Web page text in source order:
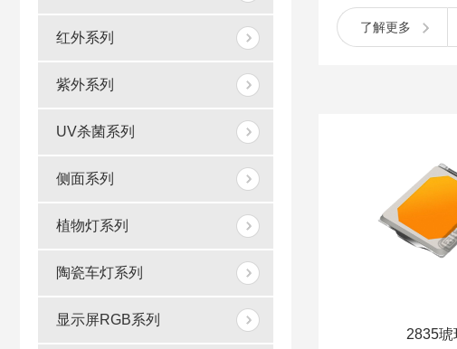
红外系列
紫外系列
UV杀菌系列
侧面系列
植物灯系列
陶瓷车灯系列
显示屏RGB系列
了解更多
2835琥